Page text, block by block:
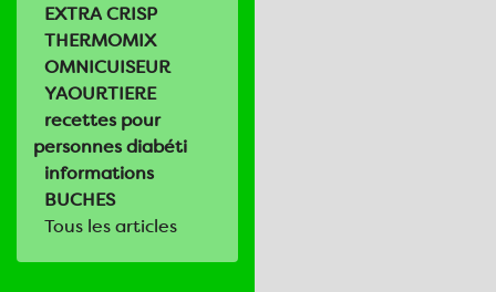
EXTRA CRISP
THERMOMIX
OMNICUISEUR
YAOURTIERE
recettes pour
personnes diabéti
informations
BUCHES
Tous les articles